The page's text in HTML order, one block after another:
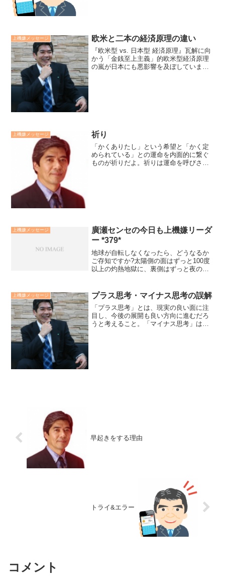
上機嫌メッセージ 欧米と二本の経済原理の違い
『欧米型 vs. 日本型 経済原理』瓦解に向
かう「金銭至上主義」的欧米型経済原理
の嵐が日本にも悪影響を及ぼしていま
上機嫌メッセージ 祈り
「かくありたし」という希望と「かく定
められている」との運命を内面的に繋ぐ
ものが祈りだよ。祈りは運命を呼びさま
上機嫌メッセージ
廣瀬センセの今日も上機嫌リーダ
ー *379*
地球が自転しなくなったら、どうなるか
ご存知ですか?太陽側の面はずっと100度
以上の灼熱地獄に、裏側はずっと夜のマ
のバランスが崩れ、太陽の引力で吸収さ
れてしまうそうで...
上機嫌メッセージ プラス思考・マイナス思考の誤解
「プラス思考」とは、現実の良い面に注
目し、今後の展開も良い方向に進むだろ
うと考えること。「マイナス思考」は、
早起きをする理由
トライ&エラー
コメント